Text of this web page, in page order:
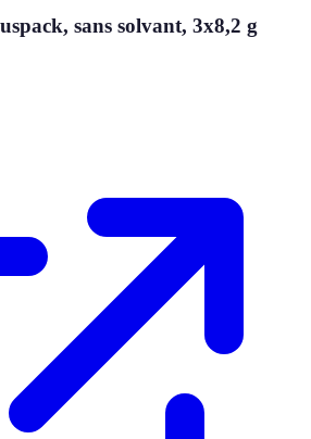
sans solvant, 3x8,2 g